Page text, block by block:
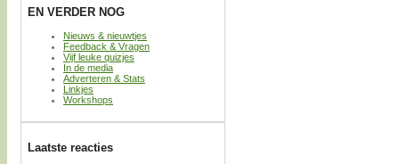
EN VERDER NOG
Nieuws & nieuwtjes
Feedback & Vragen
Vijf leuke quizjes
In de media
Adverteren & Stats
Linkjes
Workshops
Laatste reacties